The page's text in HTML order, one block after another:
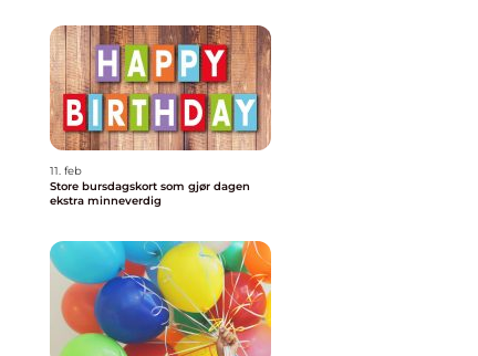
11. feb
Store bursdagskort som gjør dagen
ekstra minneverdig